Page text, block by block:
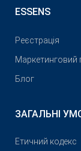
ESSENS
Реєстрація
Маркетинговий
Блог
ЗАГАЛЬНІ
Етичний кодекс